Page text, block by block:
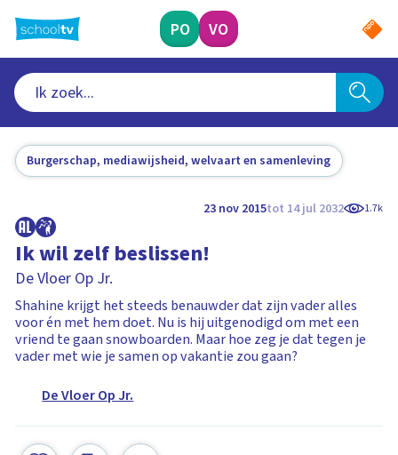
naar
hoofdinhoud
PO VO
Burgerschap, mediawijsheid, welvaart en samenleving
23 nov 2015tot 14 jul 2032 1.7k
Ik wil zelf beslissen!
De Vloer Op Jr.
Shahine krijgt het steeds benauwder dat zijn vader alles
voor én met hem doet. Nu is hij uitgenodigd om met een
vriend te gaan snowboarden. Maar hoe zeg je dat tegen je
vader met wie je samen op vakantie zou gaan?
De Vloer Op Jr.